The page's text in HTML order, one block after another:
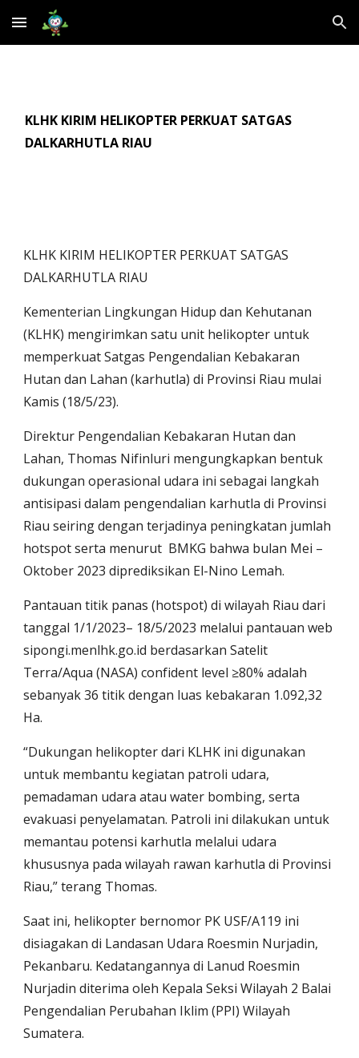
Skip to main content Skip to navigation
KLHK KIRIM HELIKOPTER PERKUAT SATGAS
DALKARHUTLA RIAU
KLHK KIRIM HELIKOPTER PERKUAT SATGAS
DALKARHUTLA RIAU
Kementerian Lingkungan Hidup dan Kehutanan
(KLHK) mengirimkan satu unit helikopter untuk
memperkuat Satgas Pengendalian Kebakaran
Hutan dan Lahan (karhutla) di Provinsi Riau mulai
Kamis (18/5/23).
Direktur Pengendalian Kebakaran Hutan dan
Lahan, Thomas Nifinluri mengungkapkan bentuk
dukungan operasional udara ini sebagai langkah
antisipasi dalam pengendalian karhutla di Provinsi
Riau seiring dengan terjadinya peningkatan jumlah
hotspot serta menurut BMKG bahwa bulan Mei –
Oktober 2023 diprediksikan El-Nino Lemah.
Pantauan titik panas (hotspot) di wilayah Riau dari
tanggal 1/1/2023– 18/5/2023 melalui pantauan web
sipongi.menlhk.go.id berdasarkan Satelit
Terra/Aqua (NASA) confident level ≥80% adalah
sebanyak 36 titik dengan luas kebakaran 1.092,32
Ha.
“Dukungan helikopter dari KLHK ini digunakan
untuk membantu kegiatan patroli udara,
pemadaman udara atau water bombing, serta
evakuasi penyelamatan. Patroli ini dilakukan untuk
memantau potensi karhutla melalui udara
khususnya pada wilayah rawan karhutla di Provinsi
Riau,” terang Thomas.
Saat ini, helikopter bernomor PK USF/A119 ini
disiagakan di Landasan Udara Roesmin Nurjadin,
Pekanbaru. Kedatangannya di Lanud Roesmin
Nurjadin diterima oleh Kepala Seksi Wilayah 2 Balai
Pengendalian Perubahan Iklim (PPI) Wilayah
Sumatera.